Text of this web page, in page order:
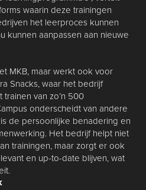
waarin deze trainingen
het leerproces kunnen
kunnen aanpassen aan nieuwe
MKB, maar werkt ook voor
Snacks, waar het bedrijf
van zo’n 500
onderscheidt van andere
de persoonlijke benadering en
Het bedrijf helpt niet
trainingen, maar zorgt er ook
en up-to-date blijven, wat